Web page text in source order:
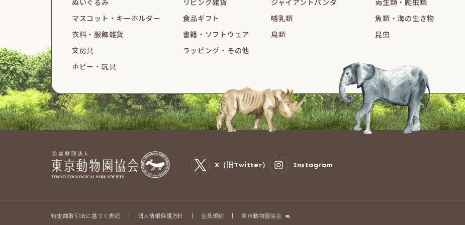
マスコット・ キーホルダー
衣料・服飾雑貨
文房具
ホビー・玩具
食品ギフト
書籍・ソフトウェア
ラッピング・その他
哺乳類
鳥類
魚類・海の生き物
昆虫
X（旧Twitter） Instagram
特定商取引法に基づく表記 個人情報保護方針 会員規約 東京動物園協会